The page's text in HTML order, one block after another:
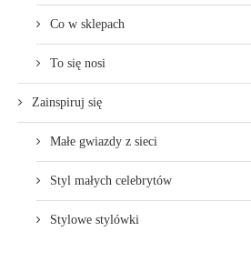
Co w sklepach
To się nosi
Zainspiruj się
Małe gwiazdy z sieci
Styl małych celebrytów
Stylowe stylówki